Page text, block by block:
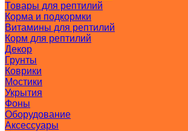
Товары для рептилий
Корма и подкормки
Витамины для рептилий
Корм для рептилий
Декор
Грунты
Коврики
Мостики
Укрытия
Фоны
Оборудование
Аксессуары